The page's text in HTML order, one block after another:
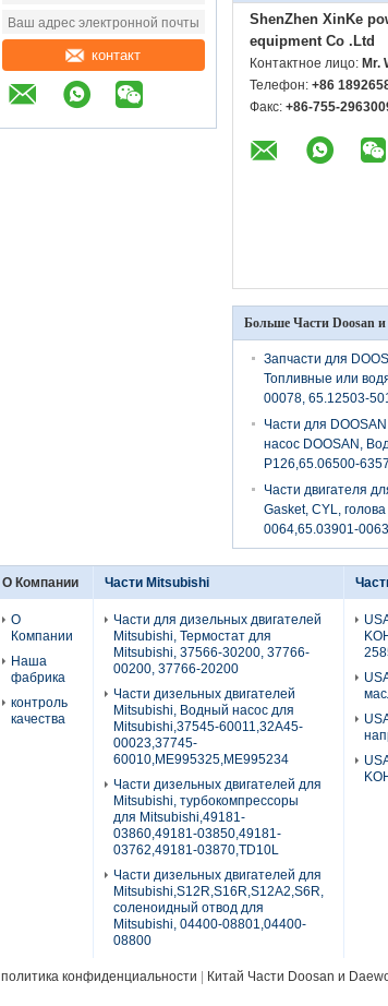
контакт
ShenZhen XinKe
equipment Co .Ltd
Контактное лицо: Mr.
Телефон: +86
Факс: +86-755-
Больше Части Doosan и
Запчасти для
Топливные или
00078, 65.12503-
Части для
насос DOOSAN,
P126,65.06500-
Части двигателя
Gasket, CYL,
0064,65.03901-0063
О Компании
О
Компании
Наша
фабрика
контроль
качества
Части Mitsubishi
Части для дизельных двигателей
Mitsubishi, Термостат для
Mitsubishi, 37566-30200, 37766-
00200, 37766-20200
Части дизельных двигателей
Mitsubishi, Водный насос для
Mitsubishi,37545-60011,32A45-
00023,37745-
60010,ME995325,ME995234
Части дизельных двигателей для
Mitsubishi, турбокомпрессоры
для Mitsubishi,49181-
03860,49181-03850,49181-
03762,49181-03870,TD10L
Части дизельных двигателей для
Mitsubishi,S12R,S16R,S12A2,S6R,
соленоидный отвод для
Mitsubishi, 04400-08801,04400-
08800
политика конфиденциальности Китай Части Doosan и